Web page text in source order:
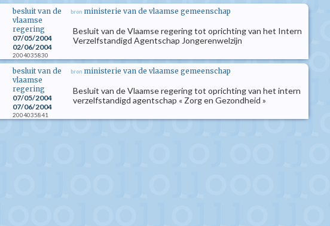
besluit van de
vlaamse
regering
07/05/2004
02/06/2004
2004035830
bron ministerie van de vlaamse gemeenschap
Besluit van de Vlaamse regering tot oprichting van het Intern
Verzelfstandigd Agentschap Jongerenwelzijn
besluit van de
vlaamse
regering
07/05/2004
07/06/2004
2004035841
bron ministerie van de vlaamse gemeenschap
Besluit van de Vlaamse regering tot oprichting van het intern
verzelfstandigd agentschap « Zorg en Gezondheid »